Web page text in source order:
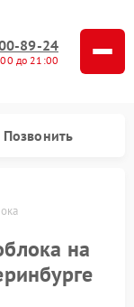
89-24
до 21:00
Позвонить
на